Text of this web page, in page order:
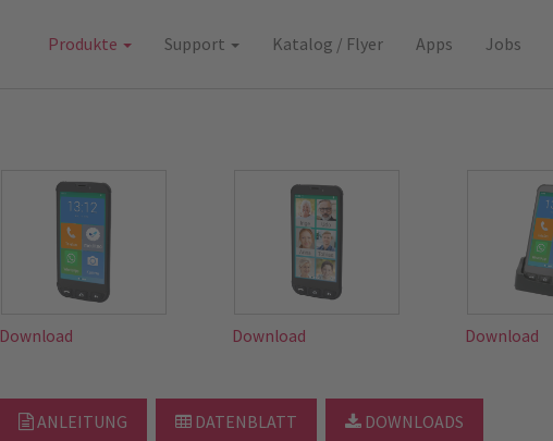
Produkte Support Katalog / Flyer Apps Jobs
Download Download Download
ANLEITUNG DATENBLATT DOWNLOADS